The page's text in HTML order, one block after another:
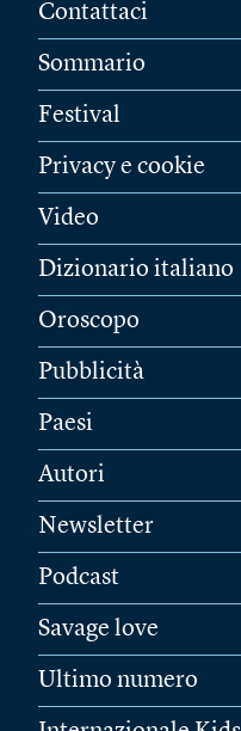
Contattaci
Sommario
Festival
Privacy e cookie
Video
Dizionario italiano
Oroscopo
Pubblicità
Paesi
Autori
Newsletter
Podcast
Savage love
Ultimo numero